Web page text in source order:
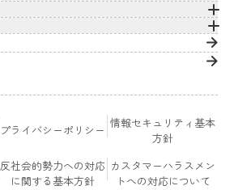
プライバシーポリシー 情報セキュリティ基本
方針
反社会的勢力への対応
に関する基本方針
カスタマーハラスメン
トへの対応について